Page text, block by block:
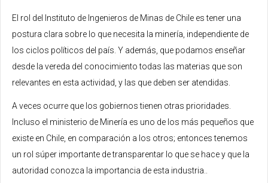
El rol del Instituto de Ingenieros de Minas de Chile es tener una
postura clara sobre lo que necesita la minería, independiente de
los ciclos políticos del país. Y además, que podamos enseñar
desde la vereda del conocimiento todas las materias que son
relevantes en esta actividad, y las que deben ser atendidas.
A veces ocurre que los gobiernos tienen otras prioridades.
Incluso el ministerio de Minería es uno de los más pequeños que
existe en Chile, en comparación a los otros; entonces tenemos
un rol súper importante de transparentar lo que se hace y que la
autoridad conozca la importancia de esta industria..